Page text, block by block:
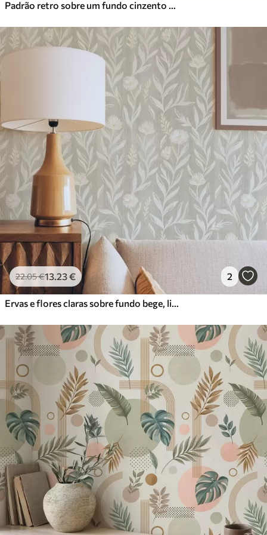
Vinil Premium
65.0039.00€/m²
Padrão retro sobre um fundo cinzento e bege
22.05€13.23€ 2
Ervas e flores claras sobre fundo bege, linhas esboçadas